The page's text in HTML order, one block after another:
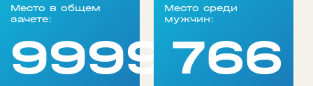
Место в общем
зачете:
99999
Место среди
мужчин:
766